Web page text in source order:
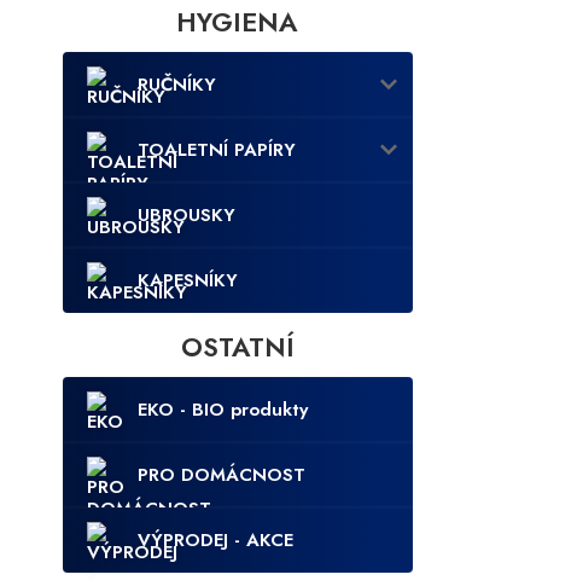
HYGIENA
RUČNÍKY
TOALETNÍ PAPÍRY
UBROUSKY
KAPESNÍKY
OSTATNÍ
EKO - BIO produkty
PRO DOMÁCNOST
VÝPRODEJ - AKCE